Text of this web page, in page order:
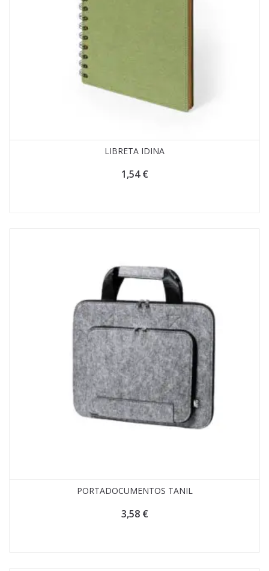
LIBRETA IDINA
1,54€
PORTADOCUMENTOS TANIL
3,58 €